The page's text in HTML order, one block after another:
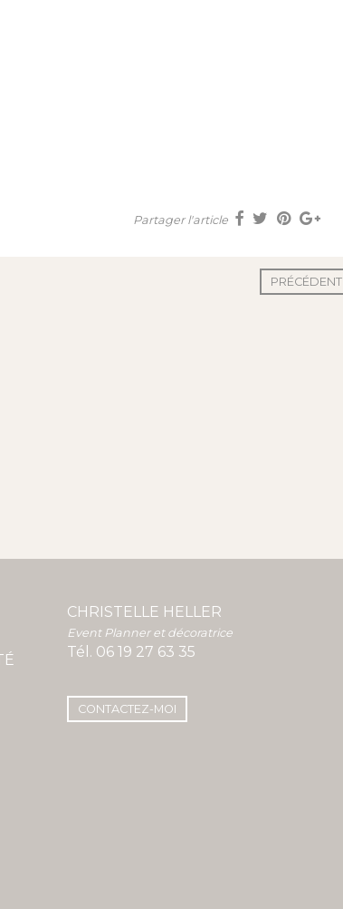
Partager l'article
PRÉCÉDENT
CHRISTELLE HELLER
Event Planner et décoratrice
Tél. 06 19 27 63 35
CONTACTEZ-MOI